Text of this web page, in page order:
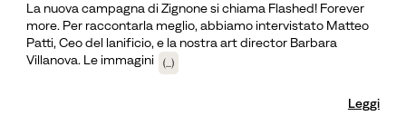
La nuova campagna di Zignone si chiama Flashed! Forever
more. Per raccontarla meglio, abbiamo intervistato Matteo
Patti, Ceo del lanificio, e la nostra art director Barbara
Villanova. Le immagini
(...)
Leggi